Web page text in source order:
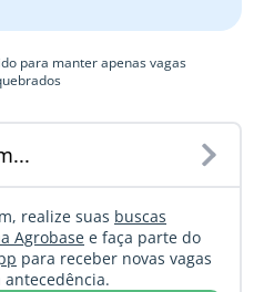
para manter apenas vagas
realize suas buscas
Agrobase e faça parte do
para receber novas vagas
antecedência.